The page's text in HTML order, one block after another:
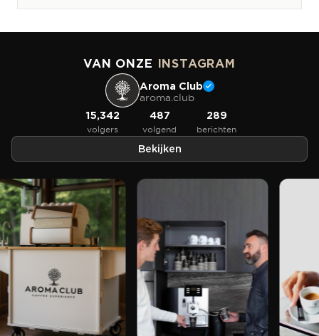
VAN ONZE INSTAGRAM
Aroma Club
aroma.club
15,342
volgers
487
volgend
289
berichten
Bekijken